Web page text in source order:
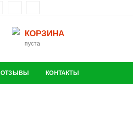
КОРЗИНА
пуста
ОТЗЫВЫ КОНТАКТЫ